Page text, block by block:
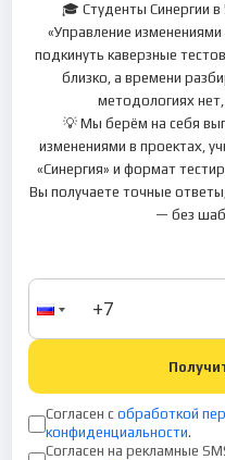
🎓 Студенты Синергии
«Управление
подкинуть каверзные
близко, а времени
методологиях
💡 Мы берём на себя
изменениями в проектах,
«Синергия» и формат
Вы получаете точные
— без
Согласен с обработкой
конфиденциальности.
Согласен на рекламные